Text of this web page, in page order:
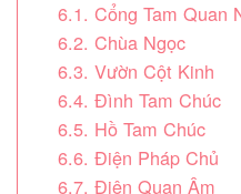
6.1. Cổng Tam Quan
6.2. Chùa Ngọc
6.3. Vườn Cột Kinh
6.4. Đình Tam Chúc
6.5. Hồ Tam Chúc
6.6. Điện Pháp Chủ
6.7. Điện Quan Âm